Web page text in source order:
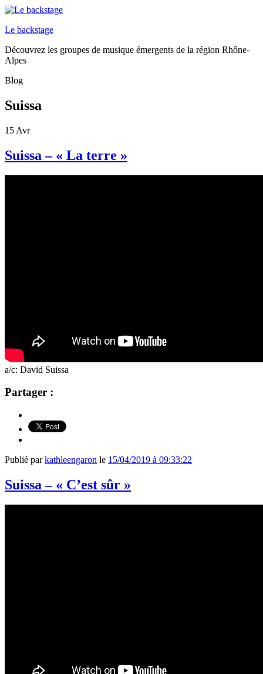
Le backstage
Découvrez les groupes de musique émergents de la région Rhône-
Alpes
Blog
Suissa
15 Avr
Suissa – « La terre »
a/c: David Suissa
Partager :
Publié parkathleengaron le 15/04/2019 à 09:33:22
Suissa – « C’est sûr »